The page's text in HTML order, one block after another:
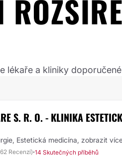
lékaře a kliniky
S. R. O. - KLINIKA
Estetická medicína, zobrazit
Recenzí)·14 Skutečných příběhů